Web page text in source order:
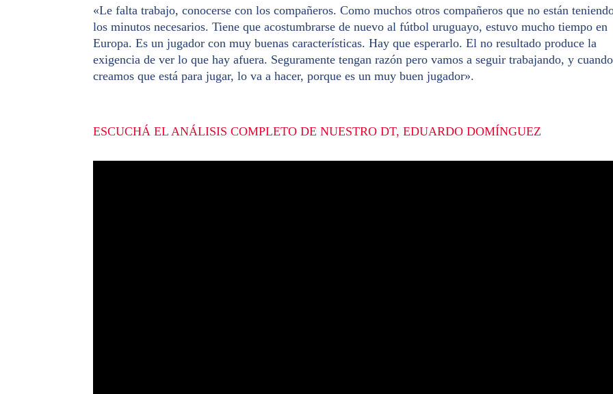
«Le falta trabajo, conocerse con los compañeros. Como muchos otros compañeros que no están
los minutos necesarios. Tiene que acostumbrarse de nuevo al fútbol uruguayo, estuvo mucho tiempo en
Europa. Es un jugador con muy buenas características. Hay que esperarlo. El no resultado produce la
exigencia de ver lo que hay afuera. Seguramente tengan razón pero vamos a seguir trabajando, y cuando
creamos que está para jugar, lo va a hacer, porque es un muy buen jugador».
ESCUCHÁ EL ANÁLISIS COMPLETO DE NUESTRO DT, EDUARDO DOMÍNGUEZ